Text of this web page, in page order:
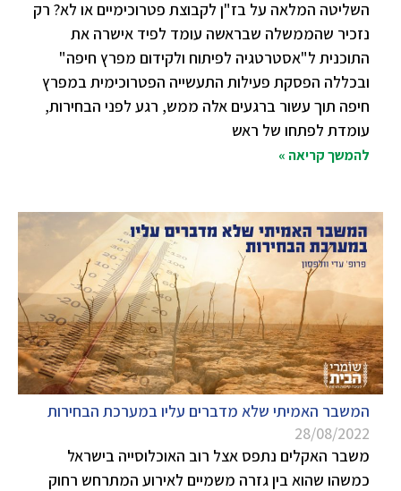
השליטה המלאה על בז"ן לקבוצת פטרוכימיים או לא? רק
נזכיר שהממשלה שבראשה עומד לפיד אישרה את
התוכנית ל"אסטרטגיה לפיתוח ולקידום מפרץ חיפה"
ובכללה הפסקת פעילות התעשייה הפטרוכימית במפרץ
חיפה תוך עשור ברגעים אלה ממש, רגע לפני הבחירות,
עומדת לפתחו של ראש
להמשך קריאה »
המשבר האמיתי שלא מדברים עליו במערכת הבחירות
28/08/2022
משבר האקלים נתפס אצל רוב האוכלוסייה בישראל
כמשהו שהוא בין גזרה משמיים לאירוע המתרחש רחוק